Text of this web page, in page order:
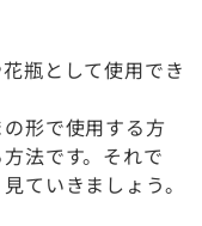
瓶として使用でき
形で使用する方
法です。それで
ていきましょう。